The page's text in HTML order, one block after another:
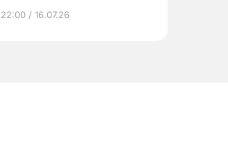
22:00 / 16.07.26